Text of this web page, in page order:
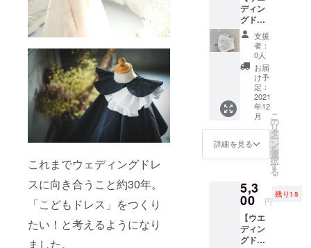
これまでウェディングドレ
スに向き合うこと約30年。
「こどもドレス」をつくり
たい！と考えるようになり
ました。
頂けれ
ば⭐︎ ・
手洗い
で繰り
返しご
利用い
ただけ
ます。
・送
料・消
費税込
み ・お
礼の手
しま
す。 ＊
サイ
ズ：縦
13cm・
横22cm
差し込
んで使
うこと
もでき
る2WAY
です。
weddin
gドレス
のアト
リエで1
つ1つ丁
寧に、
こだわ
クショ
ンの中
から製
作して
いま
す。 身
ディン
グドレ
スの
レース
を使
い、手
作業で
刺繍さ
れたマ
スク（2
枚、白
色・グ
レー）
】 画像
の2枚を
でお届
けしま
す。
weddin
gドレス
のアト
支援
者：
0人
お届
け予
定：
2021
年12
月
詳細を見る
こ
の
リ
タ
ー
ン
を
選
択
す
る
5,3
00 円
残り15
【ウエ
ディン
グドレ